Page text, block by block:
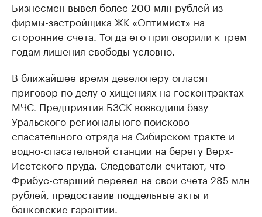
Бизнесмен вывел более 200 млн рублей из
фирмы-застройщика ЖК «Оптимист» на
сторонние счета. Тогда его приговорили к трем
годам лишения свободы условно.
В ближайшее время девелоперу огласят
приговор по делу о хищениях на госконтрактах
МЧС. Предприятия БЗСК возводили базу
Уральского регионального поисково-
спасательного отряда на Сибирском тракте и
водно-спасательной станции на берегу Верх-
Исетского пруда. Следователи считают, что
Фрибус-старший перевел на свои счета 285 млн
рублей, предоставив поддельные акты и
банковские гарантии.